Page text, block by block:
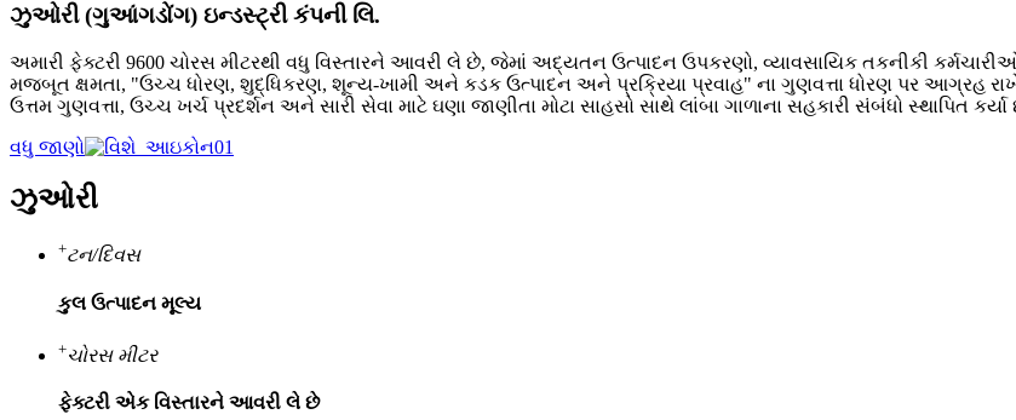
ઝુઓરી (ગુઆંગડોંગ) ઇન્ડસ્ટ્રી કંપની લિ.
અમારી ફેક્ટરી 9600 ચોરસ મીટરથી વધુ વિસ્તારને આવરી લે છે, જેમાં અદ્યતન ઉત્પાદન ઉપકરણો, વ્યાવસાયિક તકનીકી
મજબૂત ક્ષમતા, "ઉચ્ચ ધોરણ, શુદ્ધિકરણ, શૂન્ય-ખામી અને કડક ઉત્પાદન અને પ્રક્રિયા પ્રવાહ" ના ગુણવત્તા ધોરણ પર આગ્રહ
ઉત્તમ ગુણવત્તા, ઉચ્ચ ખર્ચ પ્રદર્શન અને સારી સેવા માટે ઘણા જાણીતા મોટા સાહસો સાથે લાંબા ગાળાના સહકારી સંબંધો સ્થાપિત કર્યા
વધુ જાણો
ઝુઓરી
+ટન/દિવસ
કુલ ઉત્પાદન મૂલ્ય
+ચોરસ મીટર
ફેક્ટરી એક વિસ્તારને આવરી લે છે